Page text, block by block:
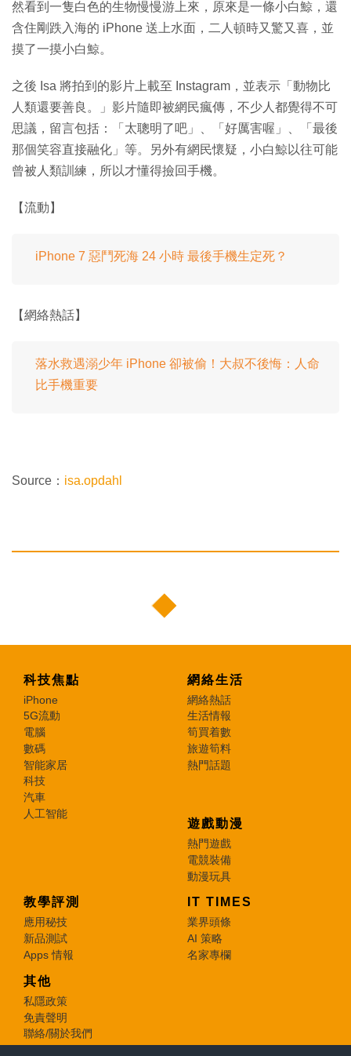
然看到一隻白色的生物慢慢游上來，原來是一條小白鯨，還
含住剛跌入海的 iPhone 送上水面，二人頓時又驚又喜，並
摸了一摸小白鯨。
之後 Isa 將拍到的影片上載至 Instagram，並表示「動物比
人類還要善良。」影片隨即被網民瘋傳，不少人都覺得不可
思議，留言包括：「太聰明了吧」、「好厲害喔」、「最後
那個笑容直接融化」等。另外有網民懷疑，小白鯨以往可能
曾被人類訓練，所以才懂得撿回手機。
【流動】
iPhone 7 惡鬥死海 24 小時 最後手機生定死？
【網絡熱話】
落水救遇溺少年 iPhone 卻被偷！大叔不後悔：人命
比手機重要
Source： isa.opdahl
科技焦點
iPhone
5G流動
電腦
數碼
智能家居
科技
汽車
人工智能
網絡生活
網絡熱話
生活情報
筍買着數
旅遊筍料
熱門話題
遊戲動漫
熱門遊戲
電競裝備
動漫玩具
教學評測
應用秘技
新品測試
Apps 情報
IT TIMES
業界頭條
AI 策略
名家專欄
其他
私隱政策
免責聲明
聯絡/關於我們